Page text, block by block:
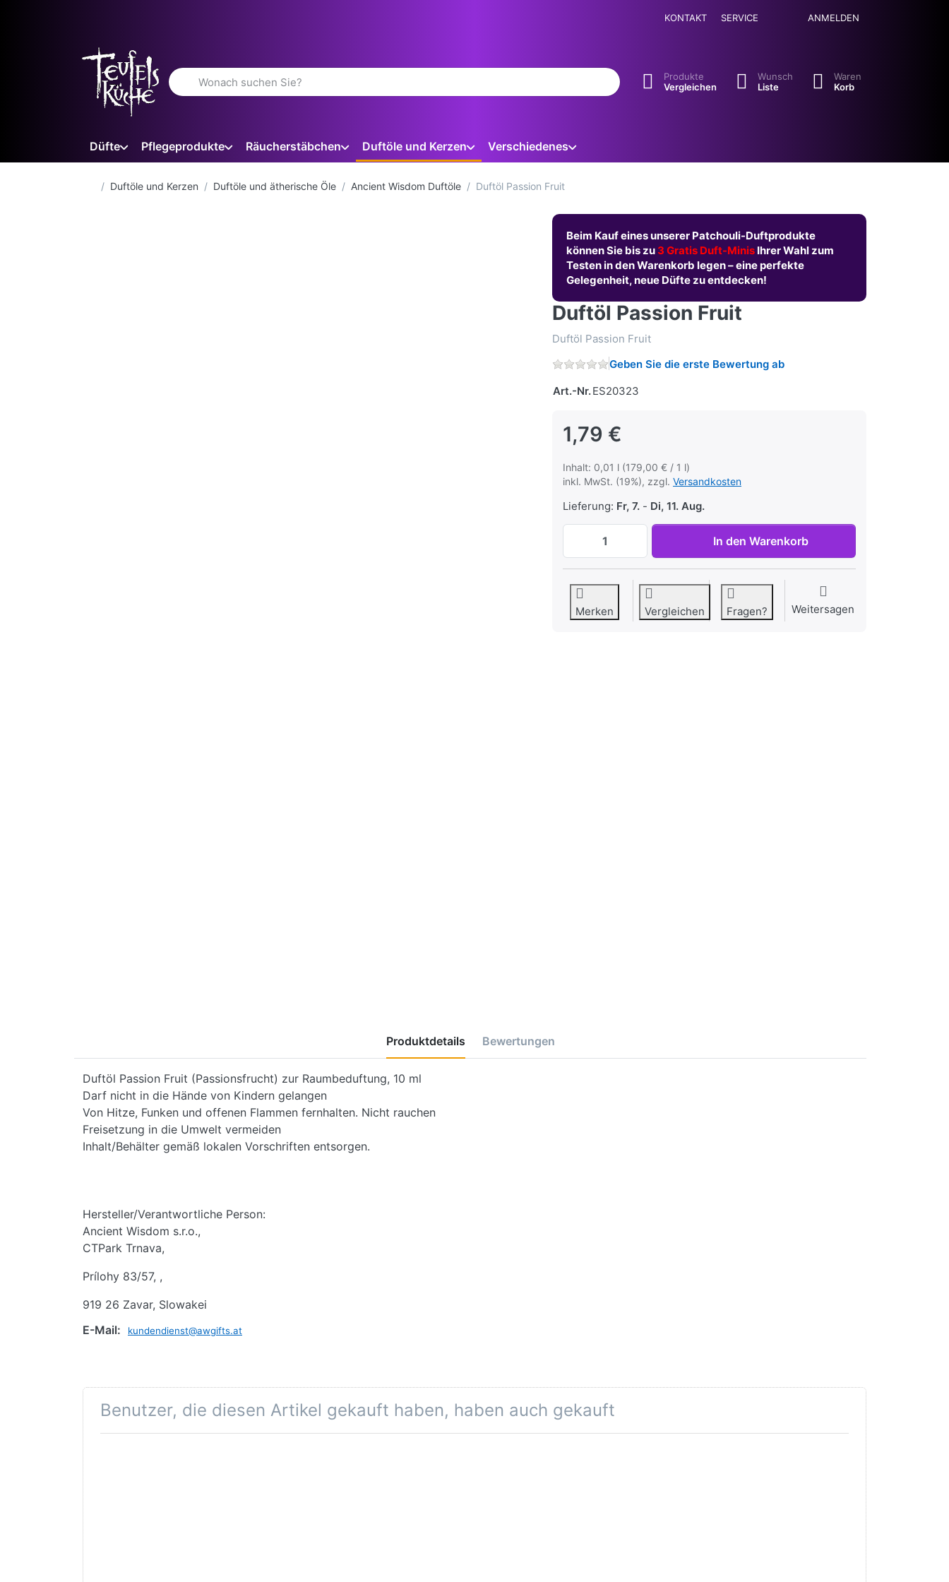
KONTAKT SERVICE ANMELDEN
Geben Sie einen Suchbegriff ein. Während Sie tippen, erscheinen automatisch erste Ergebnisse. Drücken Sie die Eingabetaste, um alle Ergebnisse
Produkte
Vergleichen
Wunsch
Liste
Waren
Korb
Düfte Pflegeprodukte Räucherstäbchen Duftöle und Kerzen Verschiedenes
Startseite
Duftöle und Kerzen Duftöle und ätherische Öle Ancient Wisdom Duftöle Duftöl Passion Fruit
Beim Kauf eines unserer Patchouli-Duftprodukte
können Sie bis zu 3 Gratis Duft-Minis Ihrer Wahl zum
Testen in den Warenkorb legen – eine perfekte
Gelegenheit, neue Düfte zu entdecken!
Duftöl Passion Fruit
Duftöl Passion Fruit
Geben Sie die erste Bewertung ab
Art.-Nr.ES20323
1,79 €
Inhalt: 0,01 l (179,00 € / 1 l)
inkl. MwSt. (19%), zzgl. Versandkosten
Lieferung: Fr, 7. - Di, 11. Aug.
Duftöl Passion Fruit zu 1,79 €, Menge 1.
In den Warenkorb
Merken Vergleichen Fragen? Weitersagen
Produktdetails Bewertungen
Duftöl Passion Fruit (Passionsfrucht) zur Raumbeduftung, 10 ml
Darf nicht in die Hände von Kindern gelangen
Von Hitze, Funken und offenen Flammen fernhalten. Nicht rauchen
Freisetzung in die Umwelt vermeiden
Inhalt/Behälter gemäß lokalen Vorschriften entsorgen.
Hersteller/Verantwortliche Person:
Ancient Wisdom s.r.o.,
CTPark Trnava,
Prílohy 83/57, ,
919 26 Zavar, Slowakei
E-Mail:
kundendienst@awgifts.at
Benutzer, die diesen Artikel gekauft haben, haben auch gekauft